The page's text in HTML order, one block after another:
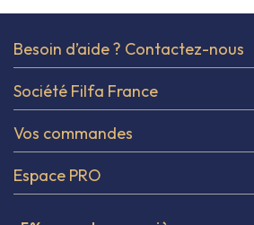
Besoin d’aide ? Contactez-nous
Société Filfa France
Vos commandes
Espace PRO